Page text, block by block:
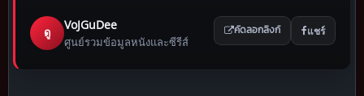
ดู
VoJGuDee
ศูนย์รวมข้อมูลหนังและซีรีส์
คัดลอกลิงก์ แชร์